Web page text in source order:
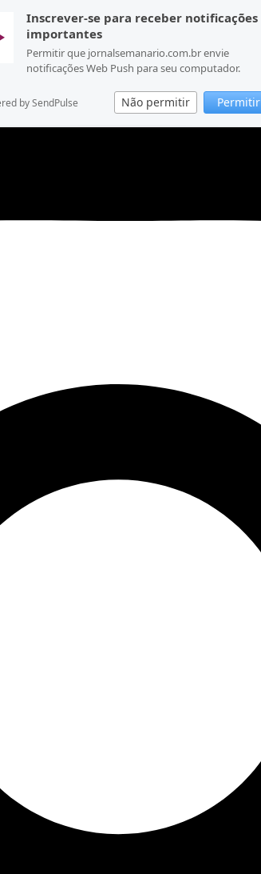
Inscrever-se para receber notificações
importantes
Permitir que jornalsemanario.com.br envie
notificações Web Push para seu computador.
Não permitir Permitir
by SendPulse